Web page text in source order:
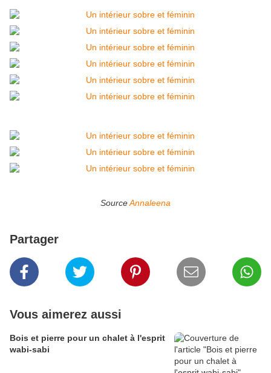
SourceAnnaleena
Partager
Vous aimerez aussi
Bois et pierre pour un chalet à l'esprit
wabi-sabi